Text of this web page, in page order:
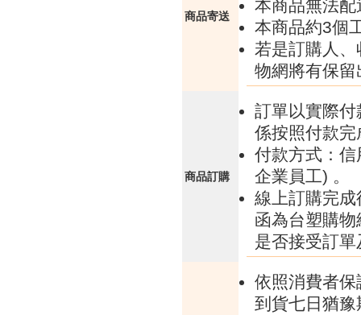
商品寄送
本商品無法配
本商品約3個
若是訂購人
物網將有保
商品訂購
訂單以實際
係按照付款
付款方式：
企業員工) 。
線上訂購完
函為台塑購
是否接受訂
依照消費者
到貨七日猶